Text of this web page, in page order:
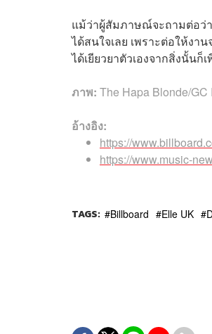
แม้ว่าผู้สัมภาษณ์จะถามต่อว่า
ได้สนใจเลย เพราะต่อให้ง
ได้เยียวยาตัวเองจากสิ่งนั้นก็
ภาพ: The Hapa Blonde/GC
อ้างอิง:
https://
https://www.music-
TAGS: Billboard Elle UK